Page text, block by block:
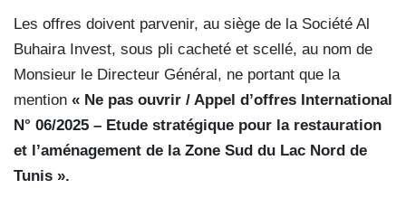
Les offres doivent parvenir, au siège de la Société Al
Buhaira Invest, sous pli cacheté et scellé, au nom de
Monsieur le Directeur Général, ne portant que la
mention « Ne pas ouvrir / Appel d’offres International
N° 06/2025 – Etude stratégique pour la restauration
et l’aménagement de la Zone Sud du Lac Nord de
Tunis ».